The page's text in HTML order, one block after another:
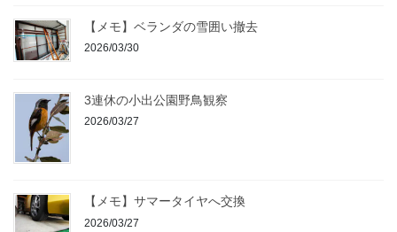
【メモ】ベランダの雪囲い撤去
2026/03/30
3連休の小出公園野鳥観察
2026/03/27
【メモ】サマータイヤへ交換
2026/03/27